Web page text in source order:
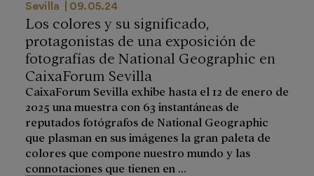
Sevilla 09.05.24
Los colores y su significado,
protagonistas de una exposición de
fotografías de National Geographic en
CaixaForum Sevilla
CaixaForum Sevilla exhibe hasta el 12 de enero de
2025 una muestra con 63 instantáneas de
reputados fotógrafos de National Geographic
que plasman en sus imágenes la gran paleta de
colores que compone nuestro mundo y las
connotaciones que tienen en ...